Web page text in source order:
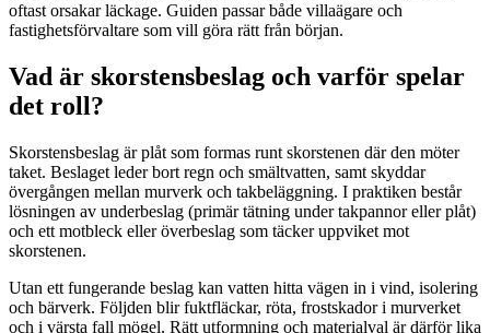
oftast orsakar läckage. Guiden passar både villaägare och
fastighetsförvaltare som vill göra rätt från början.
Vad är skorstensbeslag och varför spelar
det roll?
Skorstensbeslag är plåt som formas runt skorstenen där den möter
taket. Beslaget leder bort regn och smältvatten, samt skyddar
övergången mellan murverk och takbeläggning. I praktiken består
lösningen av underbeslag (primär tätning under takpannor eller plåt)
och ett motbleck eller överbeslag som täcker uppviket mot
skorstenen.
Utan ett fungerande beslag kan vatten hitta vägen in i vind, isolering
och bärverk. Följden blir fuktfläckar, röta, frostskador i murverket
och i värsta fall mögel. Rätt utformning och materialval är därför lika